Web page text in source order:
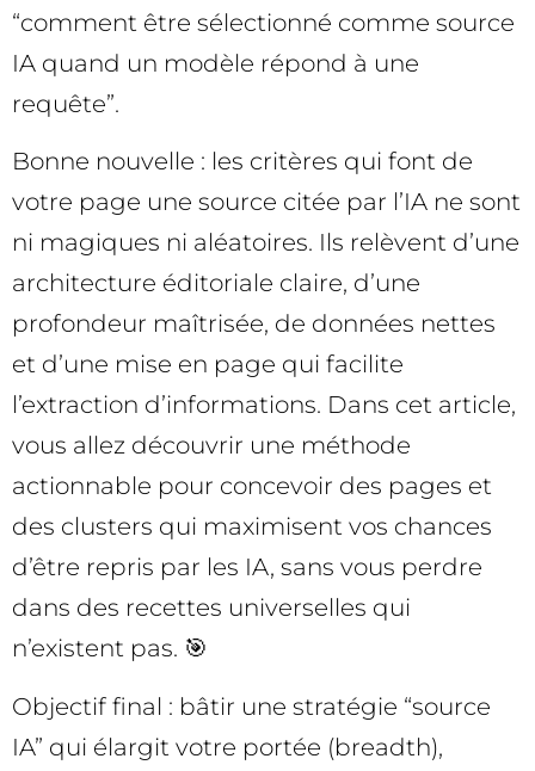
“comment être sélectionné comme source
IA quand un modèle répond à une
requête”.
Bonne nouvelle : les critères qui font de
votre page une source citée par l’IA ne sont
ni magiques ni aléatoires. Ils relèvent d’une
architecture éditoriale claire, d’une
profondeur maîtrisée, de données nettes
et d’une mise en page qui facilite
l’extraction d’informations. Dans cet article,
vous allez découvrir une méthode
actionnable pour concevoir des pages et
des clusters qui maximisent vos chances
d’être repris par les IA, sans vous perdre
dans des recettes universelles qui
n’existent pas. 🎯
Objectif final : bâtir une stratégie “source
IA” qui élargit votre portée (breadth),